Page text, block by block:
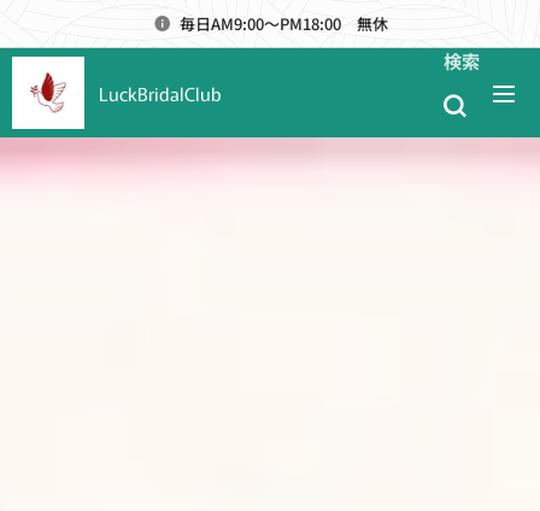
毎日AM9:00～PM18:00 無休
LuckBridalClub
検索